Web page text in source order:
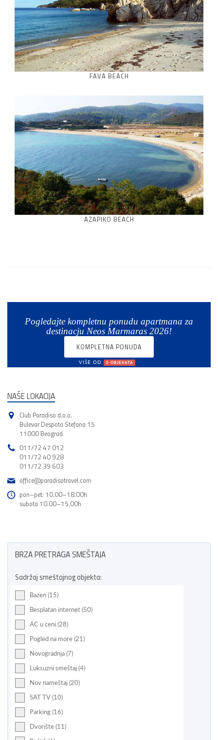
FAVA BEACH
AZAPIKO BEACH
Pogledajte kompletnu ponudu apartmana za
destinacju Neos Marmaras 2026!
KOMPLETNA PONUDA
VIŠE OD 0 OBJEKATA
NAŠE LOKACIJA
Club Paradiso d.o.o.
Bulevar Despota Stefana 15
11000 Beograd
011/72 47 012
011/72 40 928
011/72 39 603
office@paradisotravel.com
pon–pet: 10.00–18.00h
subota 10.00–15.00h
BRZA PRETRAGA SMEŠTAJA
Sadržaj smeštajnog objekta:
Bazen (15)
Besplatan internet (50)
AC u ceni (28)
Pogled na more (21)
Novogradnja (7)
Luksuzni smeštaj (4)
Nov nameštaj (20)
SAT TV (10)
Parking (16)
Dvorište (11)